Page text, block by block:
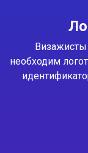
Визажисты
необходим